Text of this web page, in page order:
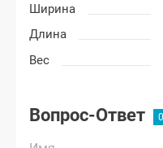
Ширина
Длина
Вес
Вопрос-Ответ